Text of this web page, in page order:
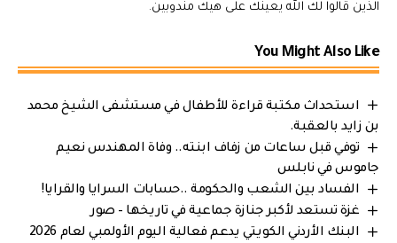
الذين قالوا لك الله يعينك على هيك مندوبين.
You Might Also Like
استحداث مكتبة قراءة للأطفال في مستشفى الشيخ محمد
بن زايد بالعقبة.
توفي قبل ساعات من زفاف ابنته.. وفاة المهندس نعيم
جاموس في نابلس
الفساد بين الشعب والحكومة ..حسابات السرايا والقرايا!
غزة تستعد لأكبر جنازة جماعية في تاريخها – صور
البنك الأردني الكويتي يدعم فعالية اليوم الأولمبي لعام 2026